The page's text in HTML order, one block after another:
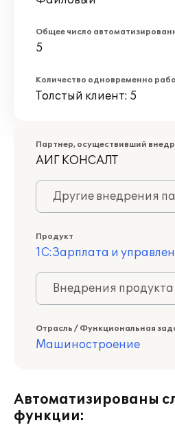
Общее число
5
Количество одновременно
Толстый клиент: 5
Партнер, осуществивший
АИГ КОНСАЛТ
Другие внедрения
Продукт
1С:Зарплата и
Внедрения
Отрасль / Функциональная
Машиностроение
Автоматизированы
функции: